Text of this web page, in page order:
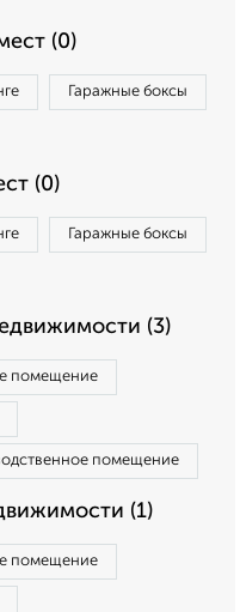
(0)
Гаражные боксы
(0)
Гаражные боксы
(3)
помещение
помещение
(1)
помещение